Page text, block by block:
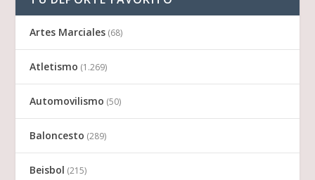
Artes Marciales (68)
Atletismo (1.269)
Automovilismo (50)
Baloncesto (289)
Beisbol (215)